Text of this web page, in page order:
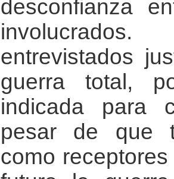
desconfianza
entrevistados
guerra total,
indicada para
pesar de que
como